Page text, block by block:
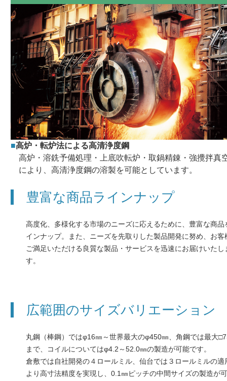
■高炉・転炉法による高清浄度鋼
高炉・溶銑予備処理・上底吹転炉・取鍋精錬・強攪拌真
により、高清浄度鋼の溶製を可能としています。
豊富な商品ラインナップ
高度化、多様化する市場のニーズに応えるために、豊富な商品
インナップ。また、ニーズを先取りした製品開発に努め、お客
ご満足いただける良質な製品・サービスを迅速にお届けいたし
す。
広範囲のサイズバリエーション
丸鋼（棒鋼）ではφ16㎜～世界最大のφ450㎜、角鋼では最大
まで、コイルについてはφ4.2～52.0㎜の製造が可能です。
倉敷では自社開発の４ロールミル、仙台では３ロールミルの適
より高寸法精度を実現し、0.1㎜ピッチの中間サイズの製造が